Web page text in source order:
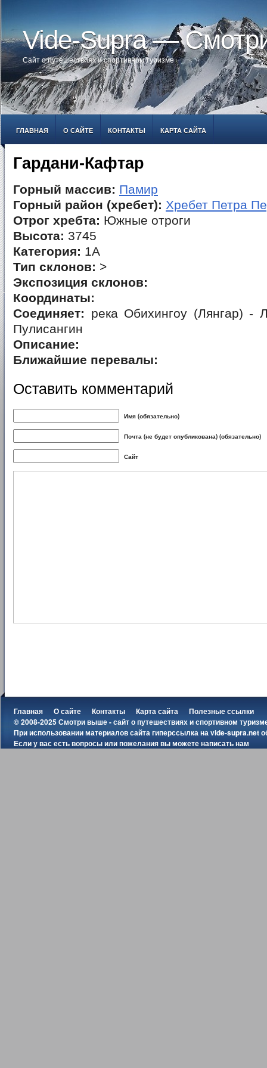
Vide-Supra —
Сайт о путешествиях и спортивном туризме
ГЛАВНАЯ О САЙТЕ КОНТАКТЫ КАРТА САЙТА
Гардани-Кафтар
Горный массив: Памир
Горный район (хребет): Хребет Петра
Отрог хребта: Южные отроги
Высота: 3745
Категория: 1А
Тип склонов: >
Экспозиция склонов:
Координаты:
Соединяет: река Обихингоу (Лянгар) -
Пулисангин
Описание:
Ближайшие перевалы:
Оставить комментарий
Имя (обязательно)
Почта (не будет опубликована) (обязательно)
Сайт
Главная О сайте Контакты Карта сайта
Полезные ссылки
© 2008-2025 Смотри выше - сайт о путешествиях и спортивном
При использовании материалов сайта гиперссылка наvide-supra.net
Если у вас есть вопросы или пожелания вы можетенаписать нам